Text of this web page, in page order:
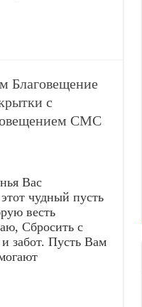
Благовещение
с
СМС
Вас
чудный пусть
весть
Сбросить с
забот. Пусть Вам